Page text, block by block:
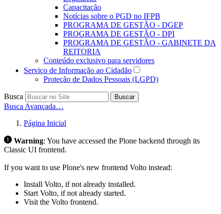
Capacitação
Notícias sobre o PGD no IFPB
PROGRAMA DE GESTÃO - DGEP
PROGRAMA DE GESTÃO - DPI
PROGRAMA DE GESTÃO - GABINETE DA
REITORIA
Conteúdo exclusivo para servidores
Serviço de Informação ao Cidadão
Proteção de Dados Pessoais (LGPD)
Busca Buscar
Busca Avançada…
Página Inicial
Warning: You have accessed the Plone backend through its
Classic UI frontend.
If you want to use Plone's new frontend Volto instead:
Install Volto, if not already installed.
Start Volto, if not already started.
Visit the Volto frontend.